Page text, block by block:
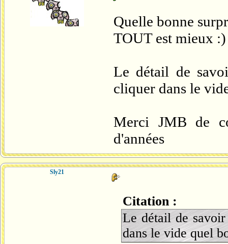
Quelle bonne
TOUT est mieux :)
Le détail de
cliquer dans le
Merci JMB de
d'années
Sly21
Citation :
Le détail de
dans le vide quel